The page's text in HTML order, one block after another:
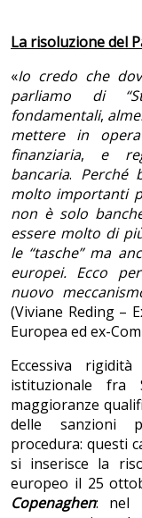
La risoluzione del
«Io credo che
parliamo di
fondamentali,
mettere in
finanziaria, e
bancaria. Perché
molto importanti
non è solo
essere molto di
le “tasche” ma
europei. Ecco
nuovo
(Viviane Reding –
Europea ed ex-
Eccessiva
istituzionale fra
maggioranze
delle sanzioni
procedura: questi
si inserisce la
europeo il 25
Copenaghen: nel